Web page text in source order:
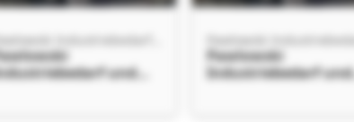
und
Pawlowski
Industriebedarf und